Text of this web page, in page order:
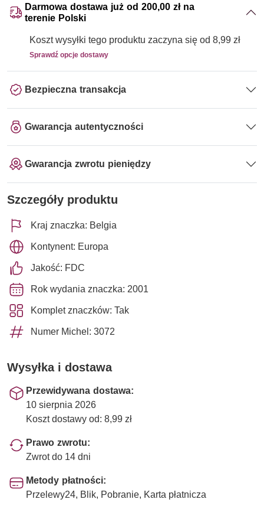
Darmowa dostawa już od 200,00 zł na
terenie Polski
Koszt wysyłki tego produktu zaczyna się od 8,99 zł
Sprawdź opcje dostawy
Bezpieczna transakcja
Gwarancja autentyczności
Gwarancja zwrotu pieniędzy
Szczegóły produktu
Kraj znaczka: Belgia
Kontynent: Europa
Jakość: FDC
Rok wydania znaczka: 2001
Komplet znaczków: Tak
Numer Michel: 3072
Wysyłka i dostawa
Przewidywana dostawa:
10 sierpnia 2026
Koszt dostawy od: 8,99 zł
Prawo zwrotu:
Zwrot do 14 dni
Metody płatności:
Przelewy24, Blik, Pobranie, Karta płatnicza